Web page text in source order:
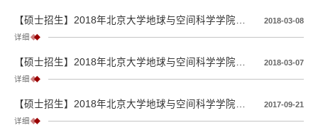
2018-03-08
详细
2018-03-07
详细
2017-09-21
详细